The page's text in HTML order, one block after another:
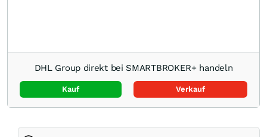
DHL Group direkt bei SMARTBROKER+ handeln
Kauf Verkauf